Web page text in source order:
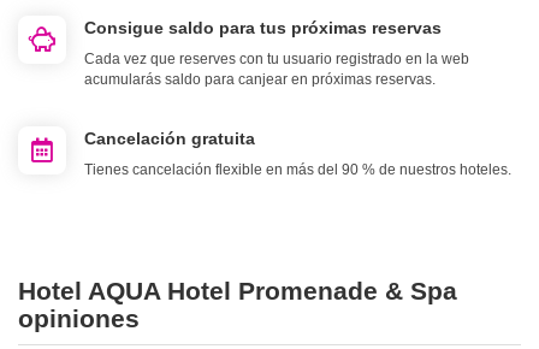
Consigue saldo para tus próximas reservas
Cada vez que reserves con tu usuario registrado en la web
acumularás saldo para canjear en próximas reservas.
Cancelación gratuita
Tienes cancelación flexible en más del 90 % de nuestros hoteles.
Hotel AQUA Hotel Promenade & Spa
opiniones